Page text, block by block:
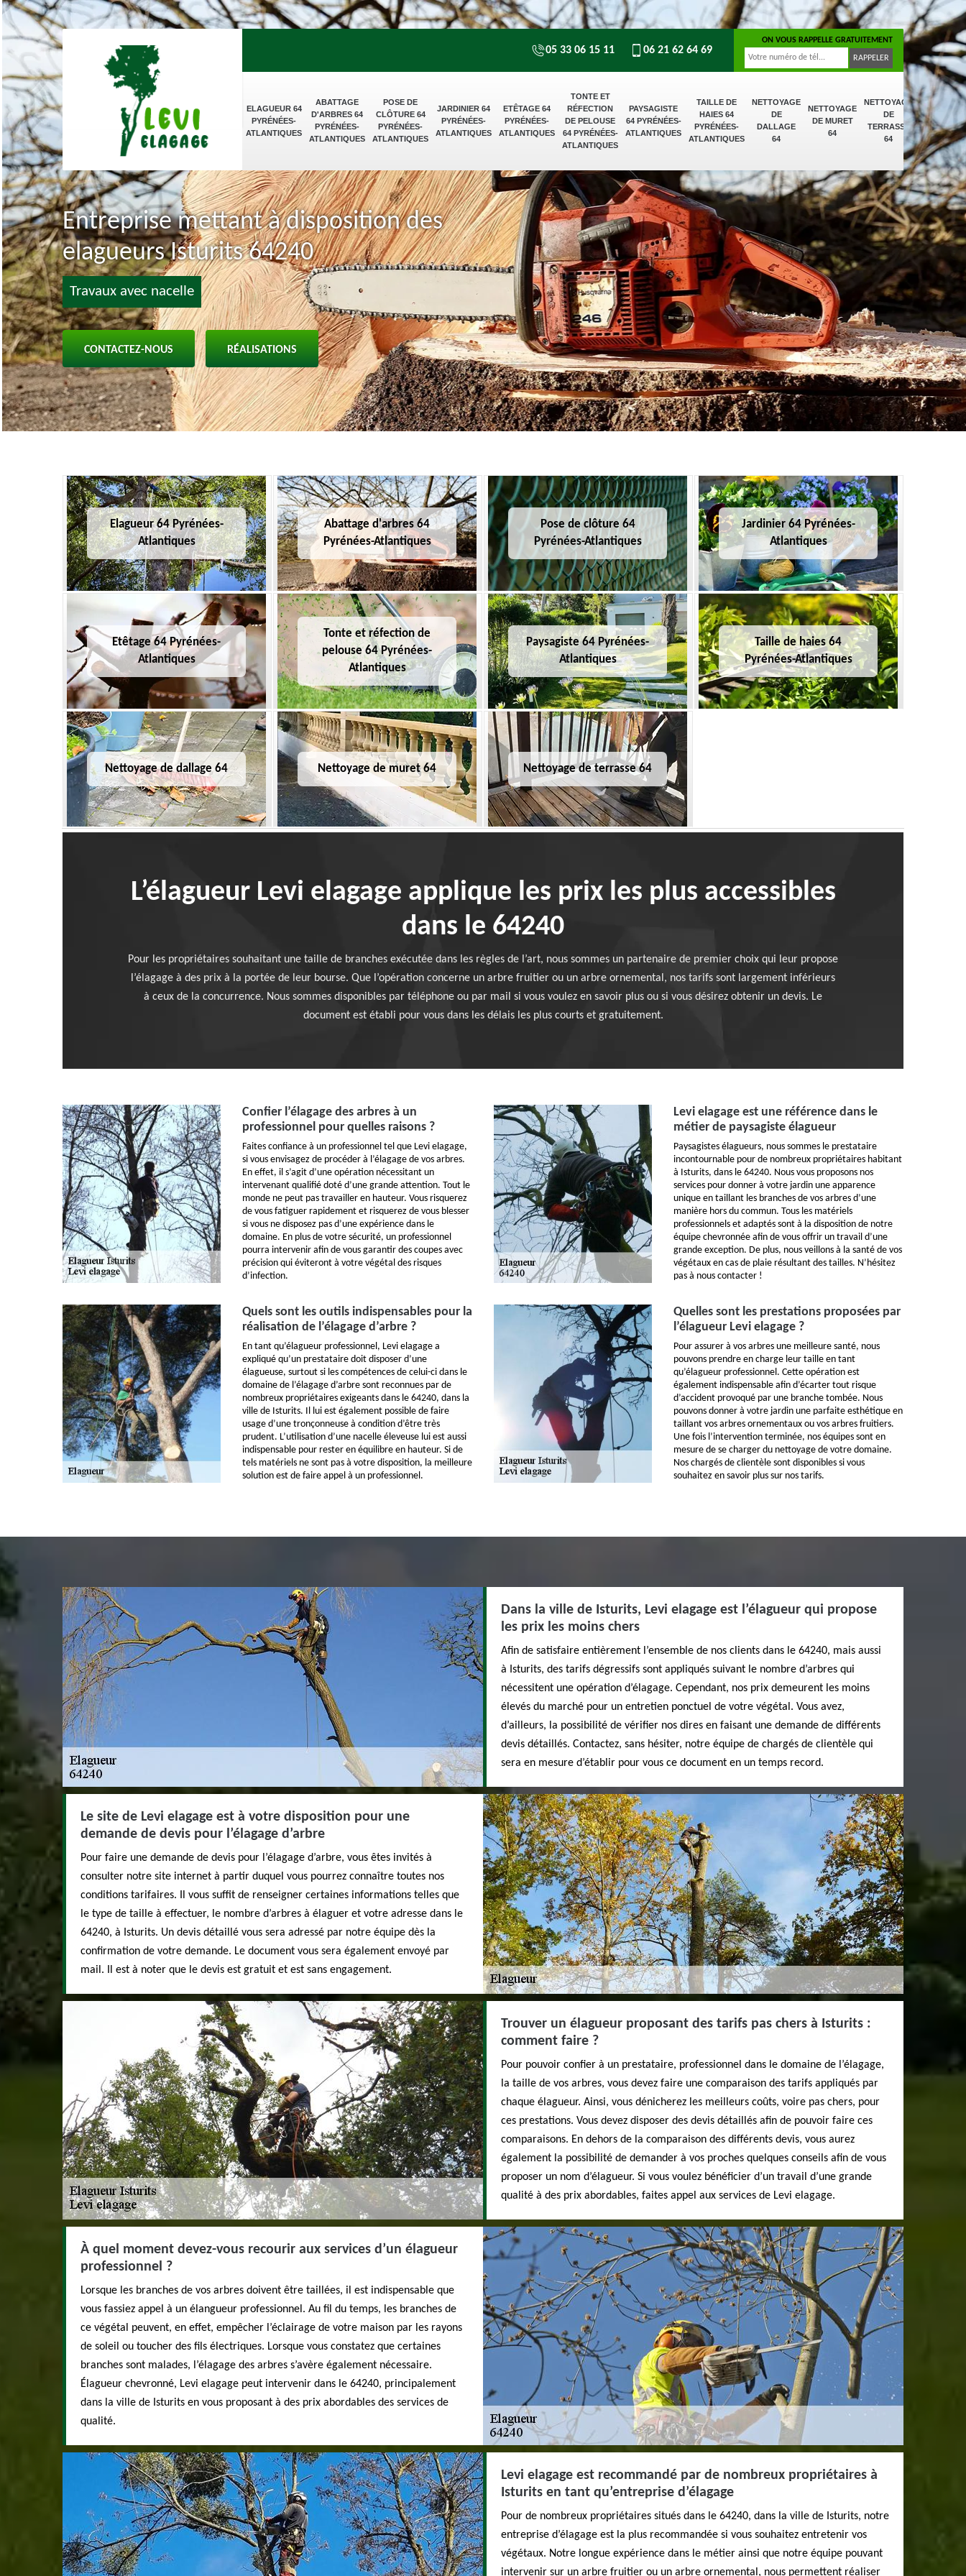
ELAGUEUR 64
PYRÉNÉES-
ATLANTIQUES
ABATTAGE
D'ARBRES 64
PYRÉNÉES-
ATLANTIQUES
POSE DE
CLÔTURE 64
PYRÉNÉES-
ATLANTIQUES
JARDINIER 64
PYRÉNÉES-
ATLANTIQUES
ETÊTAGE 64
PYRÉNÉES-
ATLANTIQUES
TONTE ET
RÉFECTION
DE PELOUSE
64 PYRÉNÉES-
ATLANTIQUES
PAYSAGISTE
64 PYRÉNÉES-
ATLANTIQUES
TAILLE DE
HAIES 64
PYRÉNÉES-
ATLANTIQUES
NETTOYAGE
DE
DALLAGE
64
NETTOYAGE
DE MURET
64
NETTOYAGE
DE
TERRASSE
64
05 33 06 15 11 06 21 62 64 69
ON VOUS RAPPELLE GRATUITEMENT
Entreprise mettant à disposition des
elagueurs Isturits 64240
Travaux avec nacelle
CONTACTEZ-NOUS RÉALISATIONS
Elagueur 64 Pyrénées-
Atlantiques
Abattage d'arbres 64
Pyrénées-Atlantiques
Pose de clôture 64
Pyrénées-Atlantiques
Jardinier 64 Pyrénées-
Atlantiques
Etêtage 64 Pyrénées-
Atlantiques
Tonte et réfection de
pelouse 64 Pyrénées-
Atlantiques
Paysagiste 64 Pyrénées-
Atlantiques
Taille de haies 64
Pyrénées-Atlantiques
Nettoyage de dallage 64 Nettoyage de muret 64 Nettoyage de terrasse 64
L’élagueur Levi elagage applique les prix les plus accessibles
dans le 64240
Pour les propriétaires souhaitant une taille de branches exécutée dans les règles de l’art, nous sommes un partenaire de premier choix qui leur propose
l’élagage à des prix à la portée de leur bourse. Que l’opération concerne un arbre fruitier ou un arbre ornemental, nos tarifs sont largement inférieurs
à ceux de la concurrence. Nous sommes disponibles par téléphone ou par mail si vous voulez en savoir plus ou si vous désirez obtenir un devis. Le
document est établi pour vous dans les délais les plus courts et gratuitement.
Confier l’élagage des arbres à un
professionnel pour quelles raisons ?
Faites confiance à un professionnel tel que Levi elagage,
si vous envisagez de procéder à l’élagage de vos arbres.
En effet, il s’agit d’une opération nécessitant un
intervenant qualifié doté d’une grande attention. Tout le
monde ne peut pas travailler en hauteur. Vous risquerez
de vous fatiguer rapidement et risquerez de vous blesser
si vous ne disposez pas d’une expérience dans le
domaine. En plus de votre sécurité, un professionnel
pourra intervenir afin de vous garantir des coupes avec
précision qui éviteront à votre végétal des risques
d’infection.
Levi elagage est une référence dans le
métier de paysagiste élagueur
Paysagistes élagueurs, nous sommes le prestataire
incontournable pour de nombreux propriétaires habitant
à Isturits, dans le 64240. Nous vous proposons nos
services pour donner à votre jardin une apparence
unique en taillant les branches de vos arbres d’une
manière hors du commun. Tous les matériels
professionnels et adaptés sont à la disposition de notre
équipe chevronnée afin de vous offrir un travail d’une
grande exception. De plus, nous veillons à la santé de vos
végétaux en cas de plaie résultant des tailles. N’hésitez
pas à nous contacter !
Quels sont les outils indispensables pour la
réalisation de l’élagage d’arbre ?
En tant qu’élagueur professionnel, Levi elagage a
expliqué qu’un prestataire doit disposer d’une
élagueuse, surtout si les compétences de celui-ci dans le
domaine de l’élagage d’arbre sont reconnues par de
nombreux propriétaires exigeants dans le 64240, dans la
ville de Isturits. Il lui est également possible de faire
usage d’une tronçonneuse à condition d’être très
prudent. L’utilisation d’une nacelle éleveuse lui est aussi
indispensable pour rester en équilibre en hauteur. Si de
tels matériels ne sont pas à votre disposition, la meilleure
solution est de faire appel à un professionnel.
Quelles sont les prestations proposées par
l’élagueur Levi elagage ?
Pour assurer à vos arbres une meilleure santé, nous
pouvons prendre en charge leur taille en tant
qu’élagueur professionnel. Cette opération est
également indispensable afin d’écarter tout risque
d’accident provoqué par une branche tombée. Nous
pouvons donner à votre jardin une parfaite esthétique en
taillant vos arbres ornementaux ou vos arbres fruitiers.
Une fois l’intervention terminée, nos équipes sont en
mesure de se charger du nettoyage de votre domaine.
Nos chargés de clientèle sont disponibles si vous
souhaitez en savoir plus sur nos tarifs.
Dans la ville de Isturits, Levi elagage est l’élagueur qui propose
les prix les moins chers
Afin de satisfaire entièrement l’ensemble de nos clients dans le 64240, mais aussi
à Isturits, des tarifs dégressifs sont appliqués suivant le nombre d’arbres qui
nécessitent une opération d’élagage. Cependant, nos prix demeurent les moins
élevés du marché pour un entretien ponctuel de votre végétal. Vous avez,
d’ailleurs, la possibilité de vérifier nos dires en faisant une demande de différents
devis détaillés. Contactez, sans hésiter, notre équipe de chargés de clientèle qui
sera en mesure d’établir pour vous ce document en un temps record.
Le site de Levi elagage est à votre disposition pour une
demande de devis pour l’élagage d’arbre
Pour faire une demande de devis pour l’élagage d’arbre, vous êtes invités à
consulter notre site internet à partir duquel vous pourrez connaître toutes nos
conditions tarifaires. Il vous suffit de renseigner certaines informations telles que
le type de taille à effectuer, le nombre d’arbres à élaguer et votre adresse dans le
64240, à Isturits. Un devis détaillé vous sera adressé par notre équipe dès la
confirmation de votre demande. Le document vous sera également envoyé par
mail. Il est à noter que le devis est gratuit et est sans engagement.
Trouver un élagueur proposant des tarifs pas chers à Isturits :
comment faire ?
Pour pouvoir confier à un prestataire, professionnel dans le domaine de l’élagage,
la taille de vos arbres, vous devez faire une comparaison des tarifs appliqués par
chaque élagueur. Ainsi, vous dénicherez les meilleurs coûts, voire pas chers, pour
ces prestations. Vous devez disposer des devis détaillés afin de pouvoir faire ces
comparaisons. En dehors de la comparaison des différents devis, vous aurez
également la possibilité de demander à vos proches quelques conseils afin de vous
proposer un nom d’élagueur. Si vous voulez bénéficier d’un travail d’une grande
qualité à des prix abordables, faites appel aux services de Levi elagage.
À quel moment devez-vous recourir aux services d’un élagueur
professionnel ?
Lorsque les branches de vos arbres doivent être taillées, il est indispensable que
vous fassiez appel à un élangueur professionnel. Au fil du temps, les branches de
ce végétal peuvent, en effet, empêcher l’éclairage de votre maison par les rayons
de soleil ou toucher des fils électriques. Lorsque vous constatez que certaines
branches sont malades, l’élagage des arbres s’avère également nécessaire.
Élagueur chevronné, Levi elagage peut intervenir dans le 64240, principalement
dans la ville de Isturits en vous proposant à des prix abordables des services de
qualité.
Levi elagage est recommandé par de nombreux propriétaires à
Isturits en tant qu’entreprise d’élagage
Pour de nombreux propriétaires situés dans le 64240, dans la ville de Isturits, notre
entreprise d’élagage est la plus recommandée si vous souhaitez entretenir vos
végétaux. Notre longue expérience dans le métier ainsi que notre équipe pouvant
intervenir sur un arbre fruitier ou un arbre ornemental, nous permettent réaliser